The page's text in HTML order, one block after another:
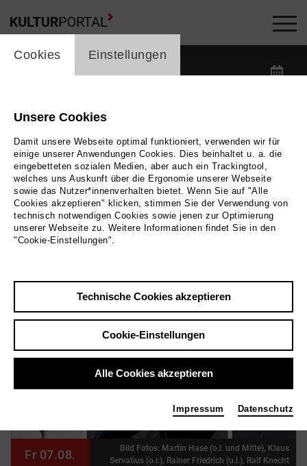
Kalender -
label_category
label_location
Filter zurücksetzen
Fr 07.08.
Bild Fotos: Martin Hase (o.l. und Mitte), Klaus
Servatius (o.r.), Rainer Friedrich (u.l.), Ralf Knecht
cookie_layer
Cookies Einstellungen
Unsere Cookies
Damit unsere Webseite optimal funktioniert, verwenden wir für
einige unserer Anwendungen Cookies. Dies beinhaltet u. a. die
eingebetteten sozialen Medien, aber auch ein Trackingtool,
welches uns Auskunft über die Ergonomie unserer Webseite
sowie das Nutzer*innenverhalten bietet. Wenn Sie auf "Alle
Cookies akzeptieren" klicken, stimmen Sie der Verwendung von
technisch notwendigen Cookies sowie jenen zur Optimierung
unserer Webseite zu. Weitere Informationen findet Sie in den
"Cookie-Einstellungen".
Technische Cookies akzeptieren
Cookie-Einstellungen
Alle Cookies akzeptieren
Impressum Datenschutz